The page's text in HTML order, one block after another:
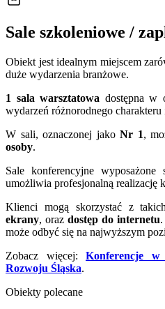
Sale szkoleniowe /
Obiekt jest idealnym miejscem
duże wydarzenia branżowe.
1 sala warsztatowa dostępna w
wydarzeń różnorodnego charakteru
W sali, oznaczonej jakoNr 1,
osoby.
Sale konferencyjne
umożliwia profesjonalną realizację
Klienci mogą skorzystać z
ekrany, oraz dostęp do internetu
może odbyć się na najwyższym
Zobacz więcej: Konferencje
Rozwoju Śląska.
Obiekty polecane